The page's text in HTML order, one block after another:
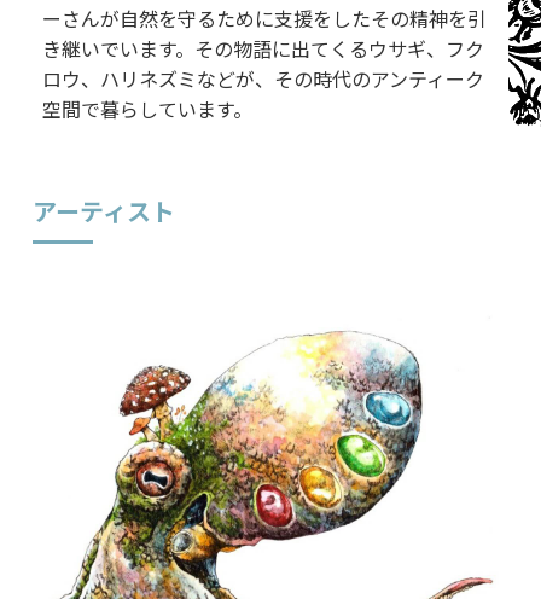
ーさんが自然を守るために支援をしたその精神を引
き継いでいます。その物語に出てくるウサギ、フク
ロウ、ハリネズミなどが、その時代のアンティーク
空間で暮らしています。
アーティスト